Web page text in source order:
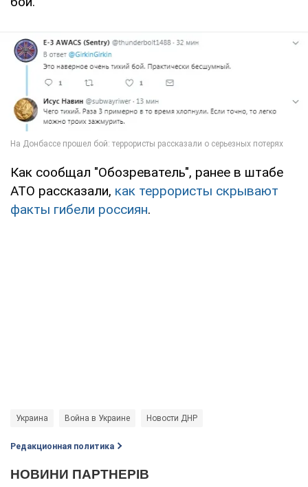
Как сообщал "Обозреватель", ранее в штабе
АТО рассказали, как террористы скрывают
факты гибели россиян.
Украина Война в Украине Новости ДНР
Редакционная политика